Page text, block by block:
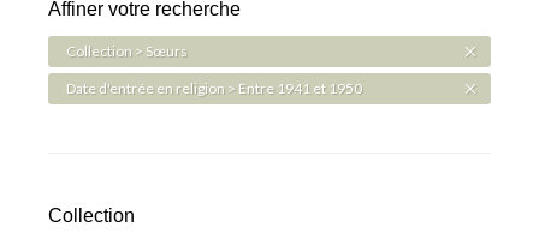
Affiner votre recherche
Collection > Sœurs
Date d'entrée en religion > Entre 1941 et 1950
Collection